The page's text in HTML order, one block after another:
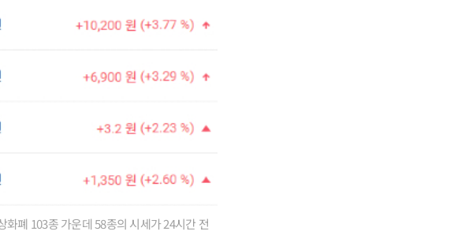
폐 103종 가운데 58종의 시세가 24시간 전